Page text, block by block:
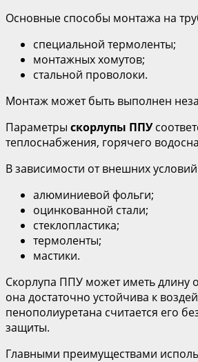
Основные способы монтажа на
специальной термоленты;
монтажных хомутов;
стальной проволоки.
Монтаж может быть выполнен
Параметры скорлупы ППУ
теплоснабжения, горячего
В зависимости от внешних
алюминиевой фольги;
оцинкованной стали;
стеклопластика;
термоленты;
мастики.
Скорлупа ППУ может иметь длину
она достаточно устойчива к
пенополиуретана считается его
защиты.
Главными преимуществами